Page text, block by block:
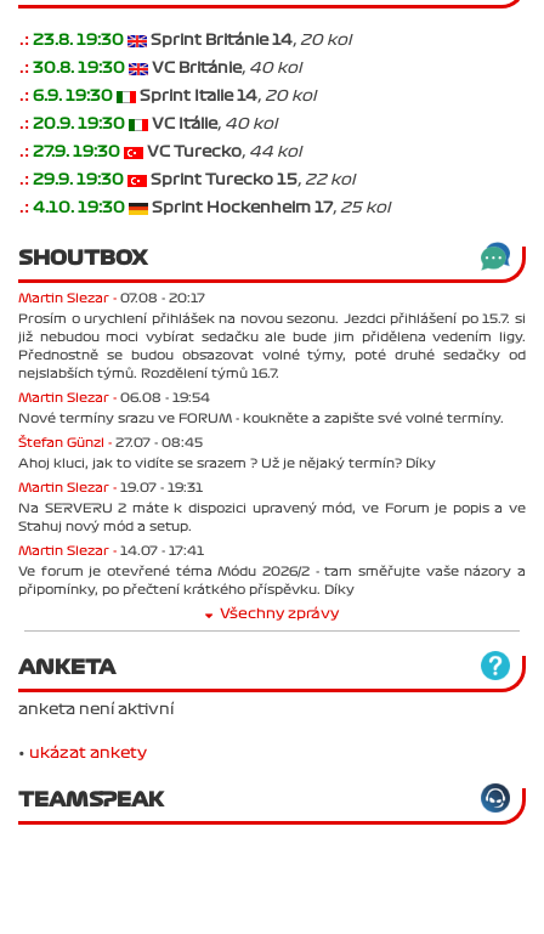
.: 23.8. 19:30 Sprint Británie 14, 20 kol
.: 30.8. 19:30 VC Británie, 40 kol
.: 6.9. 19:30 Sprint Italie 14, 20 kol
.: 20.9. 19:30 VC Itálie, 40 kol
.: 27.9. 19:30 VC Turecko, 44 kol
.: 29.9. 19:30 Sprint Turecko 15, 22 kol
.: 4.10. 19:30 Sprint Hockenheim 17, 25 kol
SHOUTBOX
Martin Slezar - 07.08 - 20:17
Prosím o urychlení přihlášek na novou sezonu. Jezdci přihlášení po 15.7. si
již nebudou moci vybírat sedačku ale bude jim přidělena vedením ligy.
Přednostně se budou obsazovat volné týmy, poté druhé sedačky od
nejslabších týmů. Rozdělení týmů 16.7.
Martin Slezar - 06.08 - 19:54
Nové termíny srazu ve FORUM - koukněte a zapište své volné termíny.
Štefan Günzl - 27.07 - 08:45
Ahoj kluci, jak to vidíte se srazem ? Už je nějaký termín? Díky
Martin Slezar - 19.07 - 19:31
Na SERVERU 2 máte k dispozici upravený mód, ve Forum je popis a ve
Stahuj nový mód a setup.
Martin Slezar - 14.07 - 17:41
Ve forum je otevřené téma Módu 2026/2 - tam směřujte vaše názory a
připomínky, po přečtení krátkého příspěvku. Díky
Všechny zprávy
ANKETA
anketa není aktivní
• ukázat ankety
TEAMSPEAK